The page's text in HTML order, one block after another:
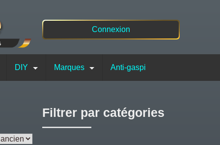
Connexion
DIY Marques Anti-gaspi
Filtrer par catégories